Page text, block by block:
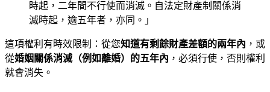
時起，二年間不行使而消滅。自法定財產制關係消
滅時起，逾五年者，亦同。」
這項權利有時效限制：從您知道有剩餘財產差額的兩年內 ，或
從婚姻關係消滅（例如離婚）的五年內 ，必須行使，否則權利
就會消失。